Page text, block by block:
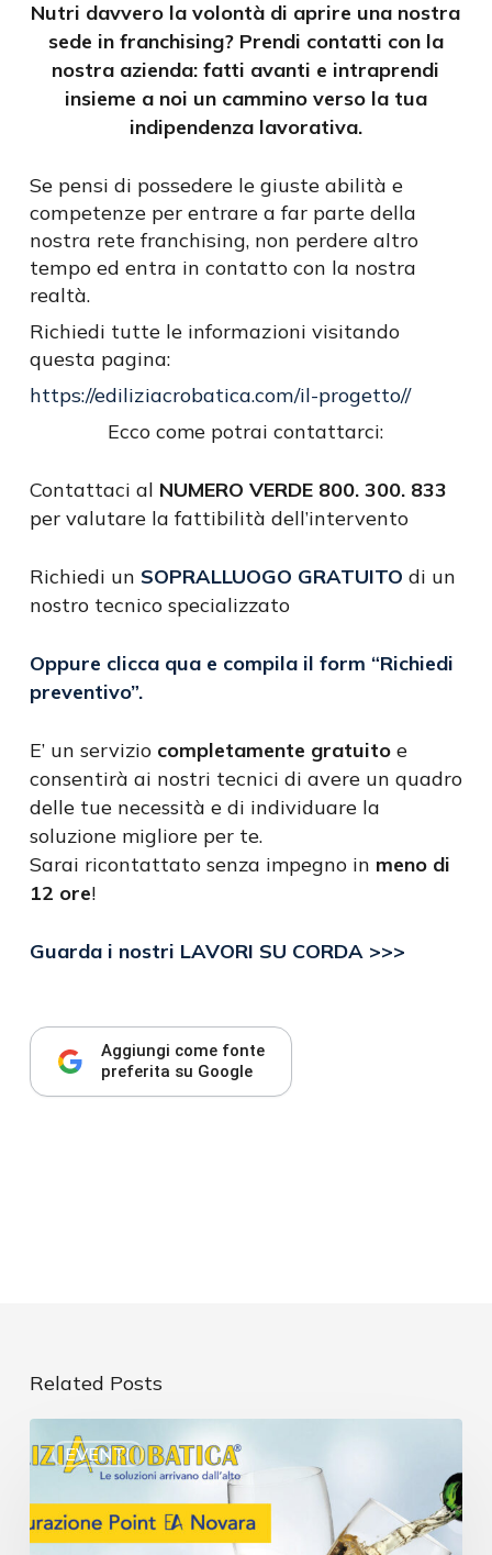
Nutri davvero la volontà di aprire una nostra
sede in franchising? Prendi contatti con la
nostra azienda: fatti avanti e intraprendi
insieme a noi un cammino verso la tua
indipendenza lavorativa.
Se pensi di possedere le giuste abilità e
competenze per entrare a far parte della
nostra rete franchising, non perdere altro
tempo ed entra in contatto con la nostra
realtà.
Richiedi tutte le informazioni visitando
questa pagina:
https://ediliziacrobatica.com/il-progetto//
Ecco come potrai contattarci:
Contattaci al NUMERO VERDE 800. 300. 833
per valutare la fattibilità dell’intervento
Richiedi un SOPRALLUOGO GRATUITO di un
nostro tecnico specializzato
Oppure clicca qua e compila il form “Richiedi
preventivo”.
E’ un servizio completamente gratuitoe
consentirà ai nostri tecnici di avere un quadro
delle tue necessità e di individuare la
soluzione migliore per te.
Sarai ricontattato senza impegno in meno di
12 ore!
Guarda i nostri LAVORI SU CORDA >>>
Aggiungi come fonte
preferita su Google
Related Posts
EVENTI